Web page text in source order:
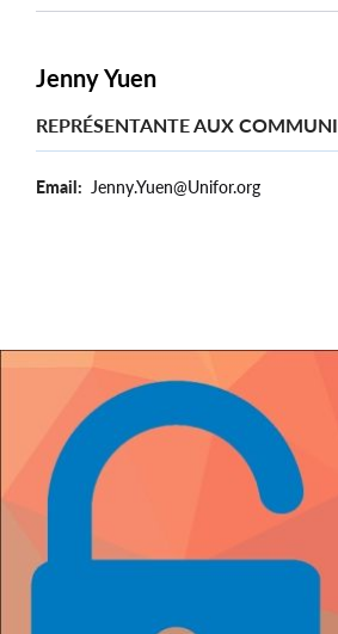
Jenny Yuen
REPRÉSENTANTE AUX
Email Jenny.Yuen@Unifor.org